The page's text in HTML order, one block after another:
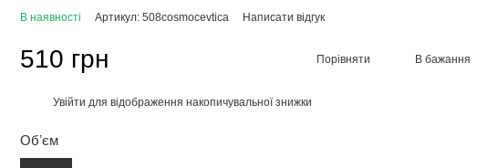
В наявності Артикул: 508cosmocevtica Написати відгук
510 грн Порівняти В бажання
Увійти для відображення накопичувальної знижки
Обʼєм